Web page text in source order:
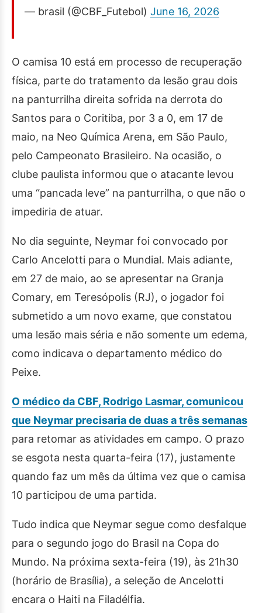
— brasil (@CBF_Futebol) June 16, 2026
O camisa 10 está em processo de recuperação
física, parte do tratamento da lesão grau dois
na panturrilha direita sofrida na derrota do
Santos para o Coritiba, por 3 a 0, em 17 de
maio, na Neo Química Arena, em São Paulo,
pelo Campeonato Brasileiro. Na ocasião, o
clube paulista informou que o atacante levou
uma “pancada leve” na panturrilha, o que não o
impediria de atuar.
No dia seguinte, Neymar foi convocado por
Carlo Ancelotti para o Mundial. Mais adiante,
em 27 de maio, ao se apresentar na Granja
Comary, em Teresópolis (RJ), o jogador foi
submetido a um novo exame, que constatou
uma lesão mais séria e não somente um edema,
como indicava o departamento médico do
Peixe.
O médico da CBF, Rodrigo Lasmar, comunicou
que Neymar precisaria de duas a três semanas
para retomar as atividades em campo. O prazo
se esgota nesta quarta-feira (17), justamente
quando faz um mês da última vez que o camisa
10 participou de uma partida.
Tudo indica que Neymar segue como desfalque
para o segundo jogo do Brasil na Copa do
Mundo. Na próxima sexta-feira (19), às 21h30
(horário de Brasília), a seleção de Ancelotti
encara o Haiti na Filadélfia.